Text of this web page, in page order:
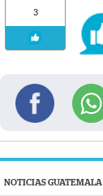
3
NOTICIAS GUATEMALA